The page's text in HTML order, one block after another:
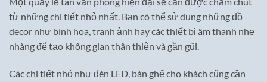
từ những chi tiết nhỏ nhất. Bạn có thể sử dụng những đồ
decor như bình hoa, tranh ảnh hay các thiết bị âm thanh nhẹ
nhàng để tạo không gian thân thiện và gần gũi.
Các chi tiết nhỏ như đèn LED, bàn ghế cho khách cũng cần